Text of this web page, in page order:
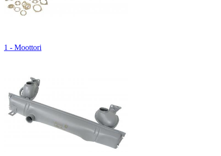
1 - Moottori